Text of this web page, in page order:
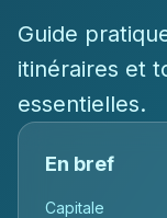
Guide
itinéraires et
essentielles.
En bref
Capitale